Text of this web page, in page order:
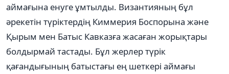
аймағына енуге ұмтылды. Византияның бұл
әрекетін түріктердің Киммерия Боспорына және
Қырым мен Батыс Кавказға жасаған жорықтары
болдырмай тастады. Бұл жерлер түрік
қағандығының батыстағы ең шеткері аймағы